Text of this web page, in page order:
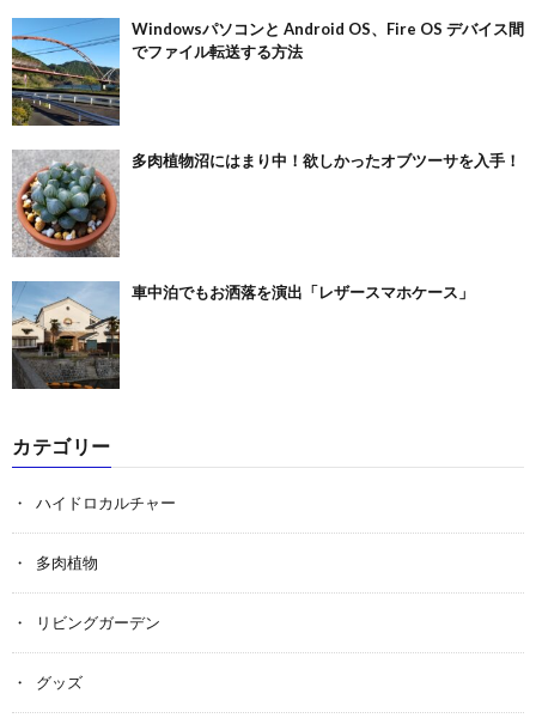
Windowsパソコンと Android OS、Fire OS デバイス間
でファイル転送する方法
多肉植物沼にはまり中！欲しかったオブツーサを入手！
車中泊でもお洒落を演出「レザースマホケース」
カテゴリー
ハイドロカルチャー
多肉植物
リビングガーデン
グッズ